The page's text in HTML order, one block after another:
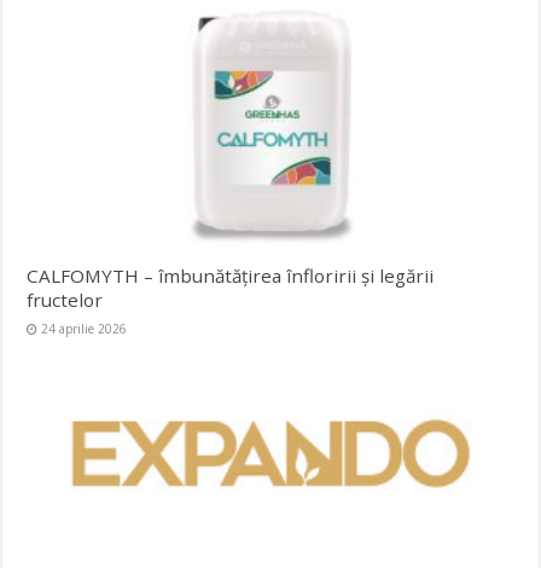
CALFOMYTH – îmbunătățirea înfloririi și legării
fructelor
24 aprilie 2026